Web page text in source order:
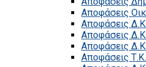
Αποφάσεις
Αποφάσεις
Αποφάσεις
Αποφάσεις
Αποφάσεις